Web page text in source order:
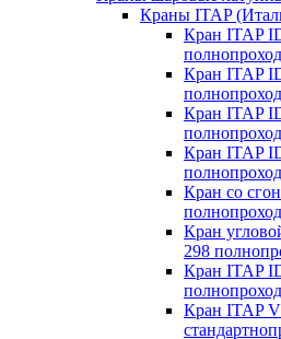
Краны ITAP
Кран ITAP
Кран ITAP
Кран ITAP
Кран ITAP
Кран со
Кран
298
Кран ITAP
Кран ITAP